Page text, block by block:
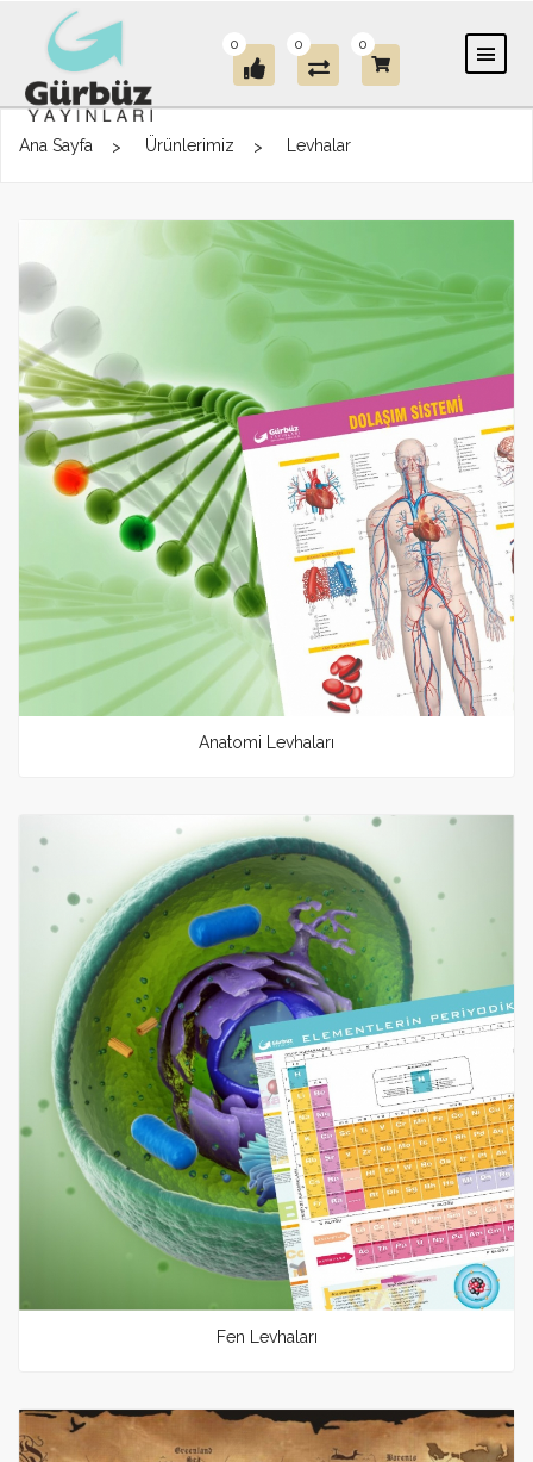
0 0 0
Ana Sayfa Ürünlerimiz Levhalar
Anatomi Levhaları
Fen Levhaları